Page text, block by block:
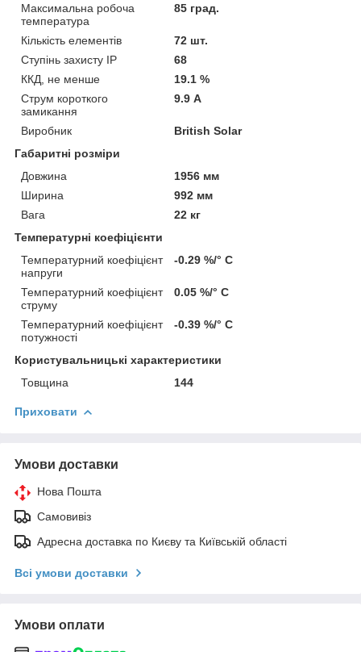
Максимальна робоча
температура
85 град.
Кількість елементів
72 шт.
Ступінь захисту IP
68
ККД, не менше
19.1 %
Струм короткого
замикання
9.9 А
Виробник
British Solar
Габаритні розміри
Довжина
1956 мм
Ширина
992 мм
Вага
22 кг
Температурні коефіцієнти
Температурний коефіцієнт
напруги
-0.29 %/° С
Температурний коефіцієнт
струму
0.05 %/° С
Температурний коефіцієнт
потужності
-0.39 %/° С
Користувальницькі характеристики
Товщина
144
Приховати
Умови доставки
Нова Пошта
Самовивіз
Адресна доставка по Києву та Київській області
Всі умови доставки
Умови оплати